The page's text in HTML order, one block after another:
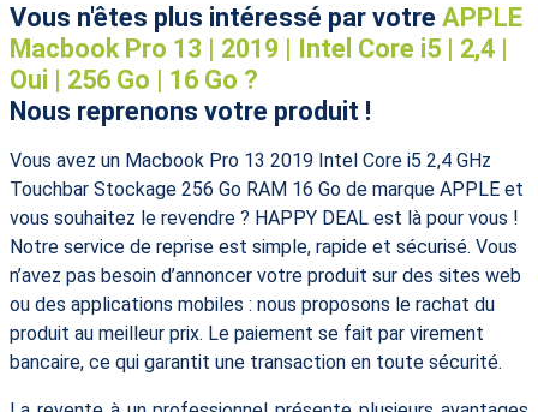
Vous n'êtes plus intéressé par votre APPLE
Macbook Pro 13 | 2019 | Intel Core i5 | 2,4 |
Oui | 256 Go | 16 Go ?
Nous reprenons votre produit !
Vous avez un Macbook Pro 13 2019 Intel Core i5 2,4 GHz
Touchbar Stockage 256 Go RAM 16 Go de marque APPLE et
vous souhaitez le revendre ? HAPPY DEAL est là pour vous !
Notre service de reprise est simple, rapide et sécurisé. Vous
n’avez pas besoin d’annoncer votre produit sur des sites web
ou des applications mobiles : nous proposons le rachat du
produit au meilleur prix. Le paiement se fait par virement
bancaire, ce qui garantit une transaction en toute sécurité.